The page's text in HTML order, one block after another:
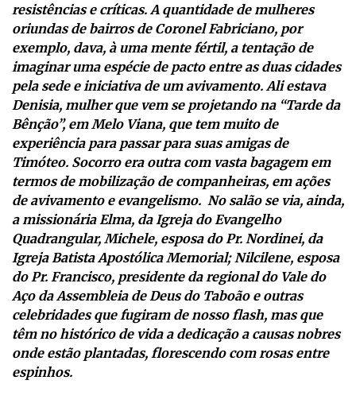
resistências e críticas. A quantidade de mulheres
oriundas de bairros de Coronel Fabriciano, por
exemplo, dava, à uma mente fértil, a tentação de
imaginar uma espécie de pacto entre as duas cidades
pela sede e iniciativa de um avivamento. Ali estava
Denisia, mulher que vem se projetando na “Tarde da
Bênção”, em Melo Viana, que tem muito de
experiência para passar para suas amigas de
Timóteo. Socorro era outra com vasta bagagem em
termos de mobilização de companheiras, em ações
de avivamento e evangelismo. No salão se via, ainda,
a missionária Elma, da Igreja do Evangelho
Quadrangular, Michele, esposa do Pr. Nordinei, da
Igreja Batista Apostólica Memorial; Nilcilene, esposa
do Pr. Francisco, presidente da regional do Vale do
Aço da Assembleia de Deus do Taboão e outras
celebridades que fugiram de nosso flash, mas que
têm no histórico de vida a dedicação a causas nobres
onde estão plantadas, florescendo com rosas entre
espinhos.